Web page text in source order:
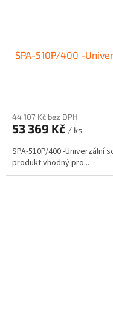
SPA-510P/400 -
44 107 Kč bez DPH
53 369 Kč / ks
SPA-510P/400 -Univerzální
produkt vhodný pro...